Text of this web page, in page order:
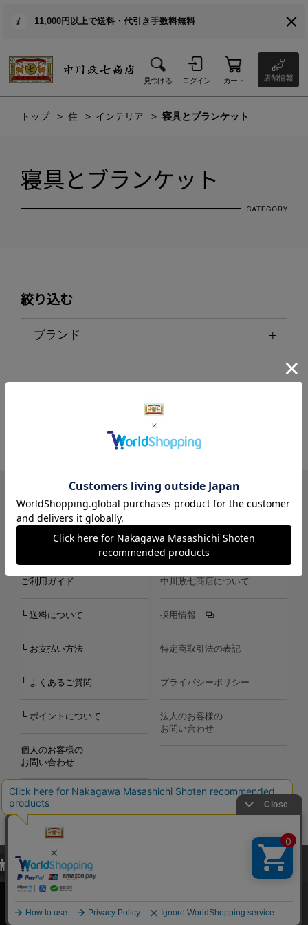
11,000円以上で送料・代引き手数料無料
見つける ログイン カート 店舗情報
トップ 住 インテリア 寝具とブランケット
寝具とブランケット
絞り込む
ブランド
LINE Instagram X Facebook メールマガジン
ご利用ガイド
└ 送料について
└ お支払い方法
└ よくあるご質問
└ ポイントについて
個人のお客様の
お問い合わせ
中川政七商店について
採用情報
特定商取引法の表記
プライバシーポリシー
法人のお客様の
お問い合わせ
Copyright©2000-2026
Nakagawa Masashichi Shoten All Rights Reserved.
当サイトでは、当サイト内における閲覧履歴・属性情報などの取得およ
び利便性向上のためにクッキー（Cookie）を使用いたします。詳細に
関しては「プライバシーポリシー
承諾する